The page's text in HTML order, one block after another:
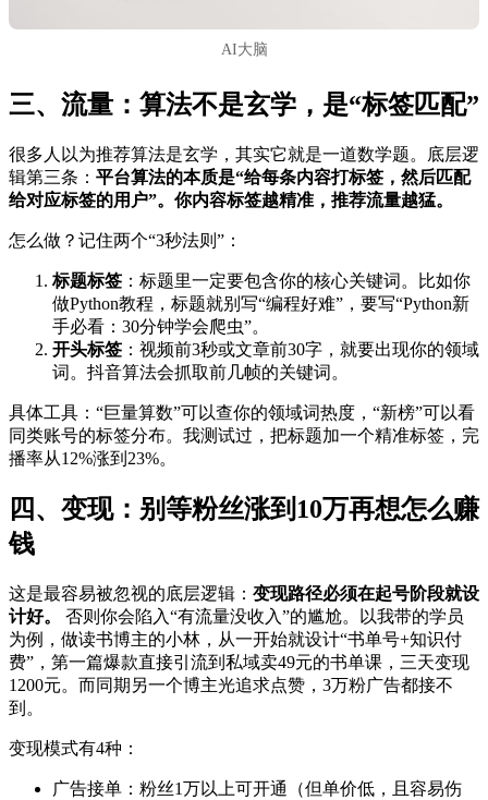
AI大脑
三、流量：算法不是玄学，是“标签匹配”
很多人以为推荐算法是玄学，其实它就是一道数学题。底层逻
辑第三条： 平台算法的本质是“给每条内容打标签，然后匹配
给对应标签的用户”。你内容标签越精准，推荐流量越猛。
怎么做？记住两个“3秒法则”：
标题标签 ：标题里一定要包含你的核心关键词。比如你
做Python教程，标题就别写“编程好难”，要写“Python新
手必看：30分钟学会爬虫”。
开头标签 ：视频前3秒或文章前30字，就要出现你的领域
词。抖音算法会抓取前几帧的关键词。
具体工具：“巨量算数”可以查你的领域词热度，“新榜”可以看
同类账号的标签分布。我测试过，把标题加一个精准标签，完
播率从12%涨到23%。
四、变现：别等粉丝涨到10万再想怎么赚
钱
这是最容易被忽视的底层逻辑： 变现路径必须在起号阶段就设
计好。
否则你会陷入“有流量没收入”的尴尬。以我带的学员
为例，做读书博主的小林，从一开始就设计“书单号+知识付
费”，第一篇爆款直接引流到私域卖49元的书单课，三天变现
1200元。而同期另一个博主光追求点赞，3万粉广告都接不
到。
变现模式有4种：
广告接单：粉丝1万以上可开通（但单价低，且容易伤